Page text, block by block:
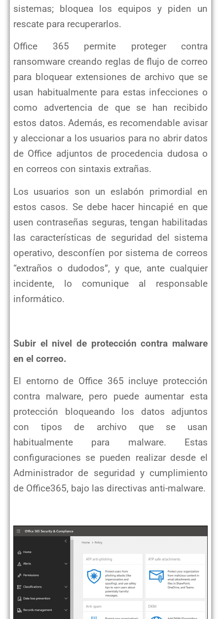
sistemas; bloquea los equipos y piden un
rescate para recuperarlos.
Office 365 permite proteger contra
ransomware creando reglas de flujo de correo
para bloquear extensiones de archivo que se
usan habitualmente para estas infecciones o
como advertencia de que se han recibido
estos datos. Además, es recomendable avisar
y aleccionar a los usuarios para no abrir datos
de Office adjuntos de procedencia dudosa o
en correos con sintaxis extrañas.
Los usuarios son un eslabón primordial en
estos casos. Se debe hacer hincapié en que
usen contraseñas seguras, tengan habilitadas
las características de seguridad del sistema
operativo, desconfíen por sistema de correos
“extraños o dudodos”, y que, ante cualquier
incidente, lo comunique al responsable
informático.
Subir el nivel de protección contra malware
en el correo.
El entorno de Office 365 incluye protección
contra malware, pero puede aumentar esta
protección bloqueando los datos adjuntos
con tipos de archivo que se usan
habitualmente para malware. Estas
configuraciones se pueden realizar desde el
Administrador de seguridad y cumplimiento
de Office365, bajo las directivas anti-malware.